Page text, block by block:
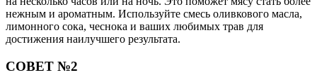
нежным и ароматным. Используйте смесь оливкового масла,
лимонного сока, чеснока и ваших любимых трав для
достижения наилучшего результата.
СОВЕТ №2